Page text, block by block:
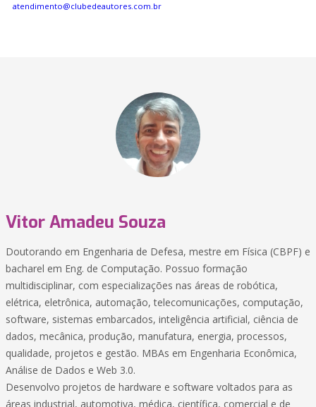
atendimento@clubedeautores.com.br
Vitor Amadeu Souza
Doutorando em Engenharia de Defesa, mestre em Física (CBPF) e
bacharel em Eng. de Computação. Possuo formação
multidisciplinar, com especializações nas áreas de robótica,
elétrica, eletrônica, automação, telecomunicações, computação,
software, sistemas embarcados, inteligência artificial, ciência de
dados, mecânica, produção, manufatura, energia, processos,
qualidade, projetos e gestão. MBAs em Engenharia Econômica,
Análise de Dados e Web 3.0.
Desenvolvo projetos de hardware e software voltados para as
áreas industrial, automotiva, médica, científica, comercial e de